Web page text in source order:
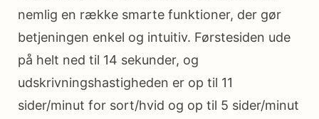
nemlig en række smarte funktioner, der gør
betjeningen enkel og intuitiv. Førstesiden ude
på helt ned til 14 sekunder, og
udskrivningshastigheden er op til 11
sider/minut for sort/hvid og op til 5 sider/minut